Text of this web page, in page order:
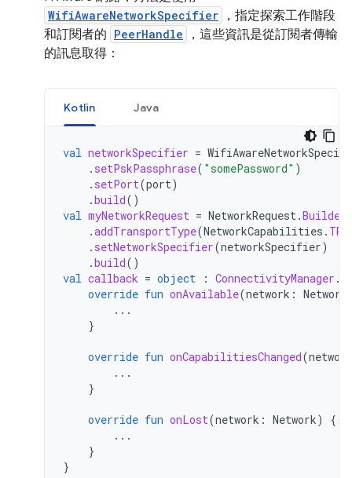
WifiAwareNetworkSpecifier
，指定探索工作階段
和訂閱者的 PeerHandle
，這些資訊是從訂閱者傳輸
的訊息取得：
Kotlin Java
val networkSpecifier =
. setPskPassphrase( "somePassword" )
. setPort(port)
.build()
val myNetworkRequest = NetworkRequest.Builder
.addTransportType(NetworkCapabilities .
. setNetworkSpecifier(networkSpecifier)
.build()
val callback = object : ConnectivityManager .
override fun onAvailable(network : Network
...
}
override fun onCapabilitiesChanged(network
...
}
override fun onLost(network : Network)
{
...
}
}